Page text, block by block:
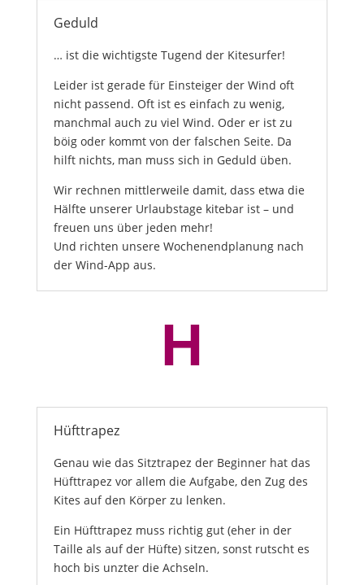
Geduld
… ist die wichtigste Tugend der Kitesurfer!
Leider ist gerade für Einsteiger der Wind oft
nicht passend. Oft ist es einfach zu wenig,
manchmal auch zu viel Wind. Oder er ist zu
böig oder kommt von der falschen Seite. Da
hilft nichts, man muss sich in Geduld üben.
Wir rechnen mittlerweile damit, dass etwa die
Hälfte unserer Urlaubstage kitebar ist – und
freuen uns über jeden mehr!
Und richten unsere Wochenendplanung nach
der Wind-App aus.
H
Hüfttrapez
Genau wie das Sitztrapez der Beginner hat das
Hüfttrapez vor allem die Aufgabe, den Zug des
Kites auf den Körper zu lenken.
Ein Hüfttrapez muss richtig gut (eher in der
Taille als auf der Hüfte) sitzen, sonst rutscht es
hoch bis unzter die Achseln.